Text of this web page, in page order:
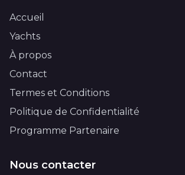
Accueil
Yachts
À propos
Contact
Termes et Conditions
Politique de Confidentialité
Programme Partenaire
Nous contacter